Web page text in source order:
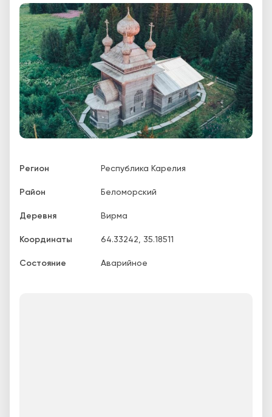
Регион Республика Карелия
Район Беломорский
Деревня Вирма
Координаты 64.33242, 35.18511
Состояние Аварийное